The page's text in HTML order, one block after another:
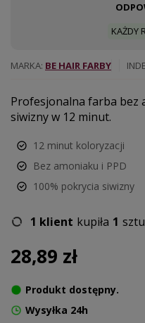
KAŻDY
MARKA BE HAIR FARBY
Profesjonalna farba bez
siwizny w 12 minut.
12 minut koloryzacji
Bez amoniaku i PPD
100% pokrycia siwizny
1 klient kupiła 1
28,89 zł
Produkt dostępny.
Wysyłka 24h